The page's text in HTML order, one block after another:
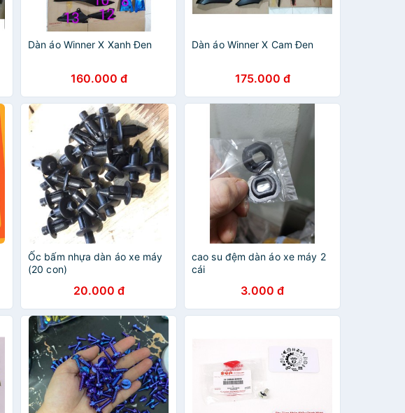
Dàn áo Winner X Xanh Đen
160.000 đ
Dàn áo Winner X Cam Đen
175.000 đ
Ốc bấm nhựa dàn áo xe máy
(20 con)
20.000 đ
cao su đệm dàn áo xe máy 2
cái
3.000 đ